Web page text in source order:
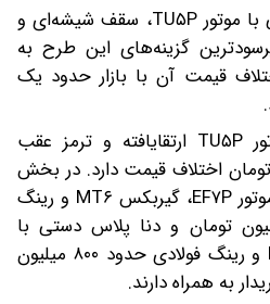
در این میان، پژو ۲۰۷ دستی با موتور TU۵P، سقف شیشه‌ای و
گزینه‌های این طرح به
قیمت آن با بازار حدود یک
همچنین رانا پلاس با موتور TU۵P ارتقایافته و ترمز عقب
میلیون تومان اختلاف قیمت دارد. در بخش
دنا نیز دنا پلاس دستی با موتور EF۷P، گیربکس MT۶ و رینگ
حدود ۷۸۵ میلیون تومان و دنا پلاس دستی با
موتور EF۷P، گیربکس MT۶ و رینگ فولادی حدود ۸۰۰ میلیون
به همراه دارند.